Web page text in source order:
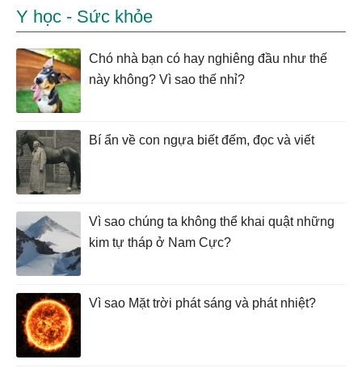
Y học - Sức khỏe
Chó nhà bạn có hay nghiêng đầu như thế
này không? Vì sao thế nhỉ?
Bí ẩn về con ngựa biết đếm, đọc và viết
Vì sao chúng ta không thể khai quật những
kim tự tháp ở Nam Cực?
Vì sao Mặt trời phát sáng và phát nhiệt?